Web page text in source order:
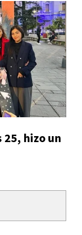
hizo un